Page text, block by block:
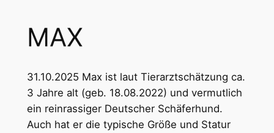
MAX
31.10.2025 Max ist laut Tierarztschätzung ca.
3 Jahre alt (geb. 18.08.2022) und vermutlich
ein reinrassiger Deutscher Schäferhund.
Auch hat er die typische Größe und Statur